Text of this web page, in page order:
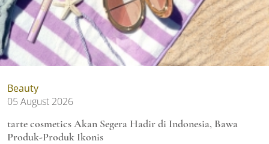
Beauty
05 August 2026
tarte cosmetics Akan Segera Hadir di Indonesia, Bawa
Produk-Produk Ikonis